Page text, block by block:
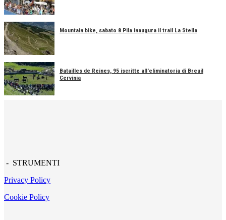
Mountain bike, sabato 8 Pila inaugura il trail La Stella
Batailles de Reines, 95 iscritte all'eliminatoria di Breuil
Cervinia
- STRUMENTI
Privacy Policy
Cookie Policy